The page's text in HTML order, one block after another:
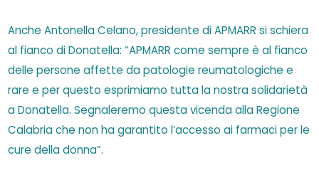
Anche Antonella Celano, presidente di APMARR si schiera
al fianco di Donatella: “APMARR come sempre è al fianco
delle persone affette da patologie reumatologiche e
rare e per questo esprimiamo tutta la nostra solidarietà
a Donatella. Segnaleremo questa vicenda alla Regione
Calabria che non ha garantito l’accesso ai farmaci per le
cure della donna”.